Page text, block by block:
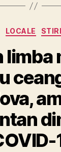
LOCALE STIRI
limba